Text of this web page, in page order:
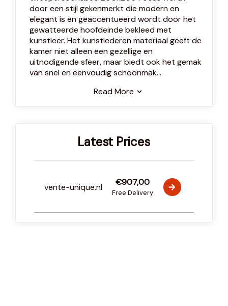
door een stijl gekenmerkt die modern en
elegant is en geaccentueerd wordt door het
gewatteerde hoofdeinde bekleed met
kunstleer. Het kunstlederen materiaal geeft de
kamer niet alleen een gezellige en
uitnodigende sfeer, maar biedt ook het gemak
van snel en eenvoudig schoonmak...
Read More
Latest Prices
vente-unique.nl €907,00
Free Delivery